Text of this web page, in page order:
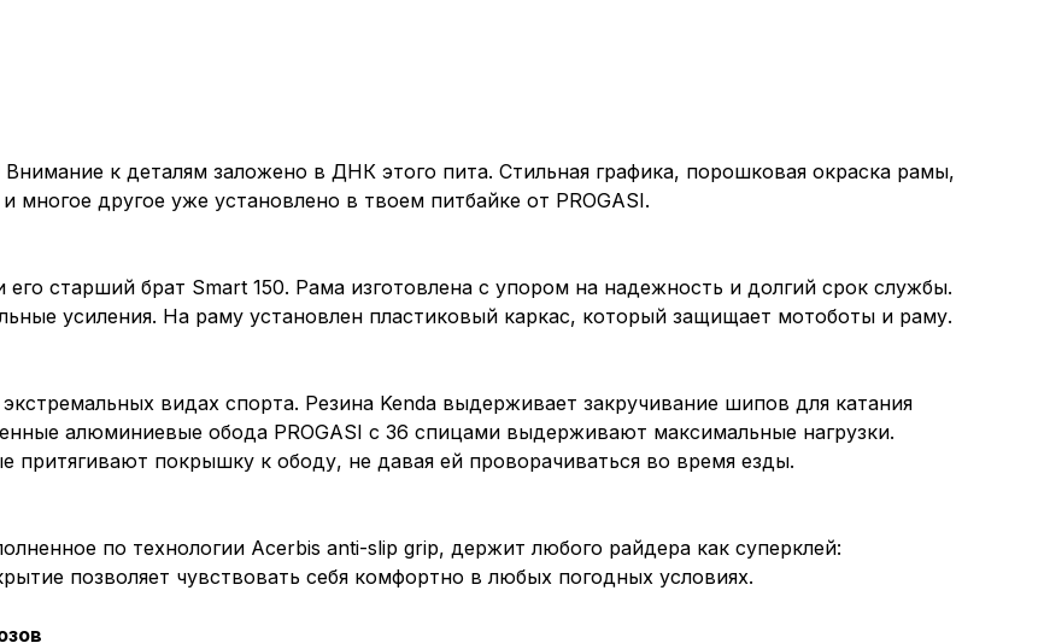
к деталям заложено в ДНК этого пита. Стильная графика, порошковая окраска рамы,
многое другое уже установлено в твоем питбайке от PROGASI.
старший брат Smart 150. Рама изготовлена с упором на надежность и долгий срок службы.
усиления. На раму установлен пластиковый каркас, который защищает мотоботы и раму.
видах спорта. Резина Kenda выдерживает закручивание шипов для катания
алюминиевые обода PROGASI с 36 спицами выдерживают максимальные нагрузки.
притягивают покрышку к ободу, не давая ей проворачиваться во время езды.
по технологии Acerbis anti-slip grip, держит любого райдера как суперклей:
позволяет чувствовать себя комфортно в любых погодных условиях.